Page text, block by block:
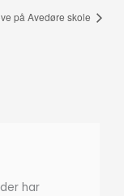
på Avedøre skole
har